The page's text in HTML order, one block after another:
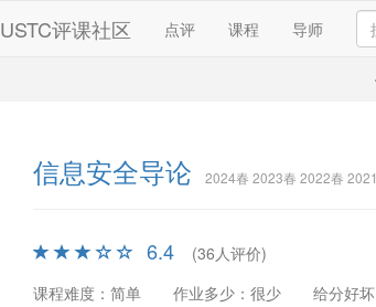
USTC评课社区 点评 课程 导师
信息安全导论 2024春 2023春 2022春
6.4
(36人评价)
课程难度：简单
作业多少：很少 给分好